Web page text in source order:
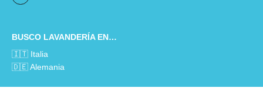
BUSCO LAVANDERÍA EN…
🇮🇹 Italia
🇩🇪 Alemania